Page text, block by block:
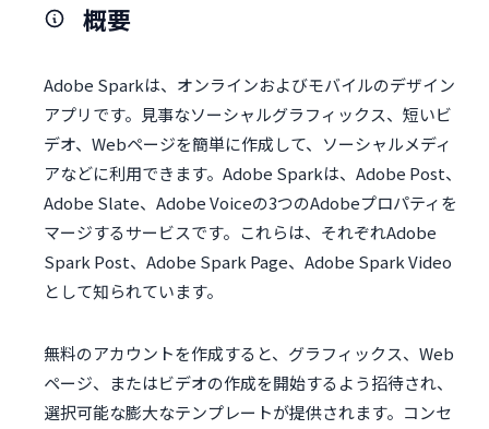
概要
Adobe Sparkは、オンラインおよびモバイルのデザイン
アプリです。見事なソーシャルグラフィックス、短いビ
デオ、Webページを簡単に作成して、ソーシャルメディ
アなどに利用できます。Adobe Sparkは、Adobe Post、
Adobe Slate、Adobe Voiceの3つのAdobeプロパティを
マージするサービスです。これらは、それぞれAdobe
Spark Post、Adobe Spark Page、Adobe Spark Video
として知られています。
無料のアカウントを作成すると、グラフィックス、Web
ページ、またはビデオの作成を開始するよう招待され、
選択可能な膨大なテンプレートが提供されます。コンセ